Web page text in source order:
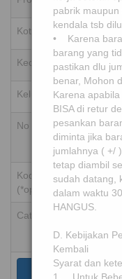
pabrik
kendala tsb
• Karena
barang yang
pastikan dlu
benar, Mohon
Karena
BISA di retur
pesankan
diminta jika
jumlahnya ( +/
tetap diambil
sudah datang,
dalam waktu
HANGUS.
D. Kebijakan
Kembali
Syarat dan
-Pilih-
Kota/Kab -Pilih-
Kecamatan -Pilih-
Kelurahan -Pilih-
No HP +62
Kode Pos
(*opsional)
Catatan